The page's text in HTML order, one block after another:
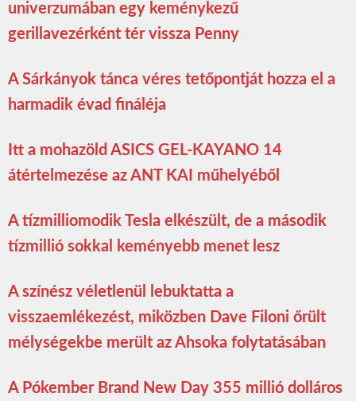
univerzumában egy keménykezű
gerillavezérként tér vissza Penny
A Sárkányok tánca véres tetőpontját hozza el a
harmadik évad fináléja
Itt a mohazöld ASICS GEL-KAYANO 14
átértelmezése az ANT KAI műhelyéből
A tízmilliomodik Tesla elkészült, de a második
tízmillió sokkal keményebb menet lesz
A színész véletlenül lebuktatta a
visszaemlékezést, miközben Dave Filoni őrült
mélységekbe merült az Ahsoka folytatásában
A Pókember Brand New Day 355 millió dolláros